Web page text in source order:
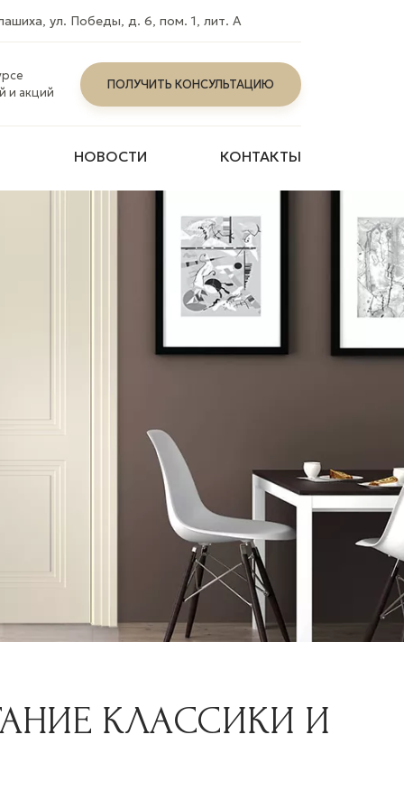
ул. Победы, д. 6, пом. 1, лит. А
и акций
ПОЛУЧИТЬ КОНСУЛЬТАЦИЮ
НОВОСТИ КОНТАКТЫ
КЛАССИКИ И